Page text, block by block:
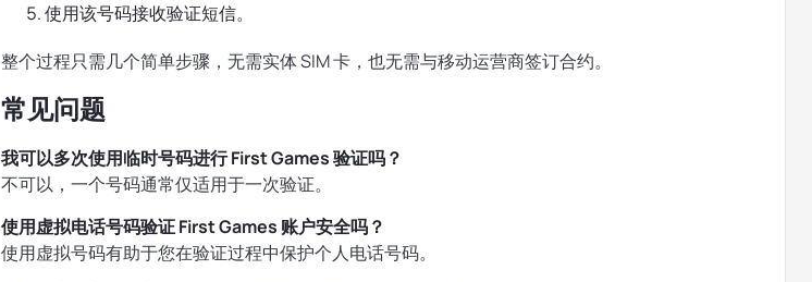
使用该号码接收验证短信。
整个过程只需几个简单步骤，无需实体 SIM 卡，也无需与移动运营商签订合约。
常见问题
我可以多次使用临时号码进行 First Games 验证吗？
不可以，一个号码通常仅适用于一次验证。
使用虚拟电话号码验证 First Games 账户安全吗？
使用虚拟号码有助于您在验证过程中保护个人电话号码。